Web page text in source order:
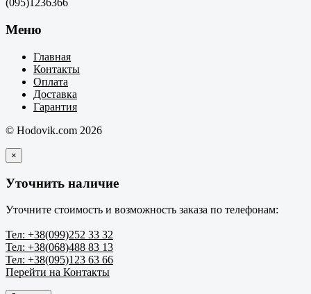
(095)1236366
Меню
Главная
Контакты
Оплата
Доставка
Гарантия
© Hodovik.com 2026
×
Уточнить наличие
Уточните стоимость и возможность заказа по телефонам:
Тел: +38(099)252 33 32
Тел: +38(068)488 83 13
Тел: +38(095)123 63 66
Перейти на Контакты